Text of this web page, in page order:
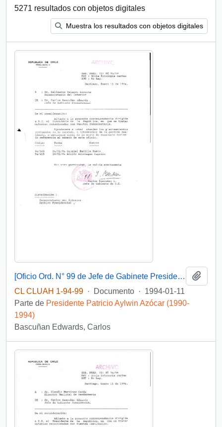
5271 resultados con objetos digitales
Muestra los resultados con objetos digitales
[Oficio Ord. N° 99 de Jefe de Gabinete Presidencial, remite copia de carta]
CL CLUAH 1-94-99 · Documento · 1994-01-11
Parte de Presidente Patricio Aylwin Azócar (1990-
1994)
Bascuñan Edwards, Carlos